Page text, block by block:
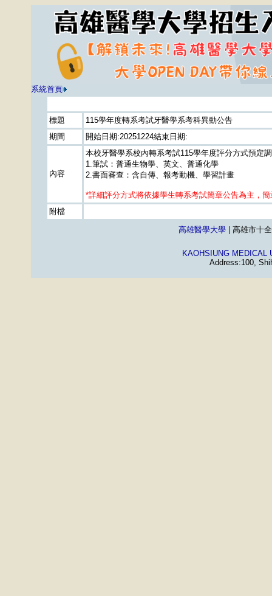
系統首頁
標題
115學年度轉系考試牙醫學系考科異動公告
期間
開始日期:20251224結束日期:
內容
本校牙醫學系校內轉系考試115學年度評分方式預定
1.筆試：普通生物學、英文、普通化學
2.書面審查：含自傳、報考動機、學習計畫
*詳細評分方式將依據學生轉系考試簡章公告為主，
附檔
高雄醫學大學 |
高雄市十
KAOHSIUNG MEDICAL
Address:100,